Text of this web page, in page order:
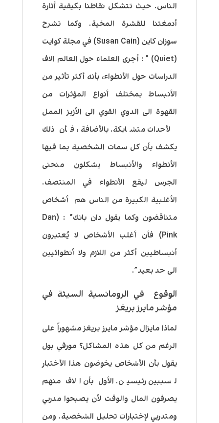
الناس. حيث تتشكل نقاطنا بكيفية أثارة
أدمغتنا للقشرة المخية. وكما تشرح
سوزان كاين (Susan Cain) في مجلة كوايت
(Quiet) ” : أجرى العلماء حول العالم الاف
الدراسات حول الأنطواء، بأنه أكثر تأثير من
الأنبساط بمختلف أنواع المؤثرات من
القهوة الى الدوي القوي الى الأزيز الممل
لأحداث متشابكة. بالأضافة ، فأن ذلك
يكشف بأن كل سمات الشخصية بما فيها
الأنطواء والأنبساط يشكلون منحنى
الجرس ليقع الأنطواء في المنتصف.
الأغلبية الكبيرة من الناس هم أشخاص
متناقضون وكما يقول دان بانك” : (Dan
Pink) فأن أغلب الأشخاص لا يُعتبرون
أنبساطيين أكثر من اللازم ولا أنطوائيين
الى حد بعيد”.
الوقوع في الرومانسية السيئة في
مؤشر مايرز بريغز
لماذا مايزال مؤشر مايرز بريغز مشهوراً على
الرغم من كل هذه المشاكل؟ مورفي بول
يقول بأن الأشخاص يخوضون هذا الأختبار
لسببين رئيسين. الأول بأن الاف منهم
يصرفون المال والوقت لأن يصبحوا مدربي
ومتدربي لإختبارات تحليل الشخصية. ومن